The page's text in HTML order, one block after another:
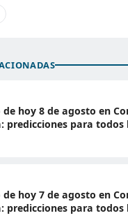
de hoy 8 de agosto en
predicciones para todos
de hoy 7 de agosto en
predicciones para todos